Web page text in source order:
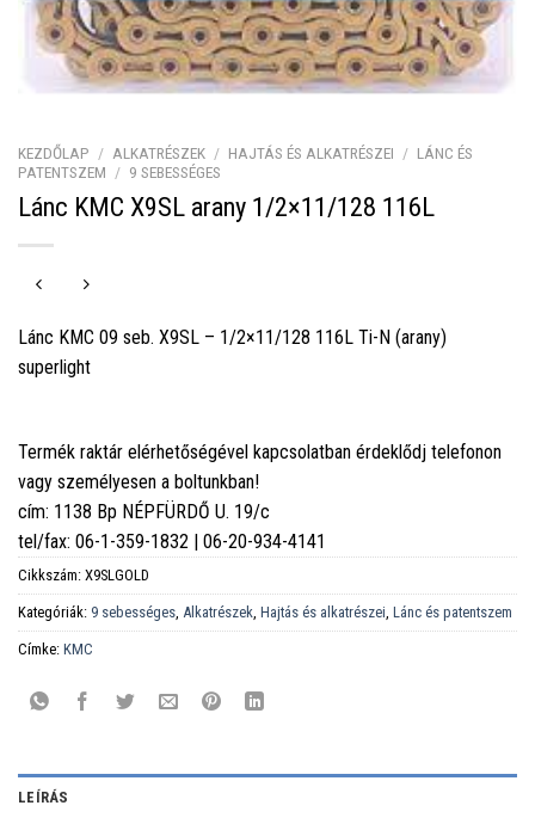
KEZDŐLAP / ALKATRÉSZEK / HAJTÁS ÉS ALKATRÉSZEI / LÁNC ÉS
PATENTSZEM / 9 SEBESSÉGES
Lánc KMC X9SL arany 1/2×11/128 116L
Lánc KMC 09 seb. X9SL – 1/2×11/128 116L Ti-N (arany)
superlight
Termék raktár elérhetőségével kapcsolatban érdeklődj telefonon
vagy személyesen a boltunkban!
cím: 1138 Bp NÉPFÜRDŐ U. 19/c
tel/fax: 06-1-359-1832 | 06-20-934-4141
Cikkszám: X9SLGOLD
Kategóriák: 9 sebességes, Alkatrészek, Hajtás és alkatrészei, Lánc és patentszem
Címke: KMC
LEÍRÁS